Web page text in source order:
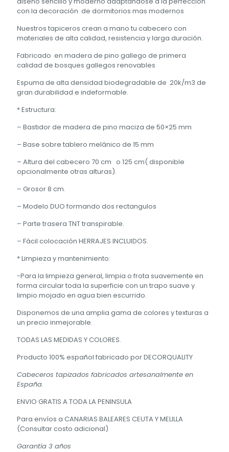
con la decoración de dormitorios mas modernos
Nuestros tapiceros crean a mano tu cabecero con
materiales de alta calidad, resistencia y larga duración.
Fabricado en madera de pino gallego de primera
calidad de bosques gallegos renovables
Espuma de alta densidad biodegradable de 20k/m3 de
gran durabilidad e indeformable.
* Estructura:
– Bastidor de madera de pino maciza de 50×25 mm
– Base sobre tablero melánico de 15 mm
– Altura del cabecero 70 cm o 125 cm( disponible
opcionalmente otras alturas).
– Grosor 8 cm.
– Modelo DUO formando dos rectangulos
– Parte trasera TNT transpirable.
– Fácil colocación HERRAJES INCLUIDOS.
* Limpieza y mantenimiento:
-Para la limpieza general, limpia o frota suavemente en
forma circular toda la superficie con un trapo suave y
limpio mojado en agua bien escurrido.
Disponemos de una amplia gama de colores y texturas a
un precio inmejorable.
TODAS LAS MEDIDAS Y COLORES.
Producto 100% español fabricado por DECORQUALITY
Cabeceros tapizados fabricados artesanalmente en
España.
ENVIO GRATIS A TODA LA PENINSULA
Para envíos a CANARIAS BALEARES CEUTA Y MELILLA
(Consultar costo adicional)
Garantía 3 años